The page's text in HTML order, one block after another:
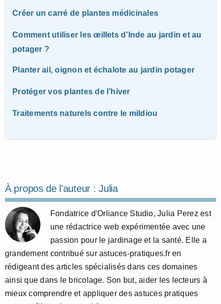
Créer un carré de plantes médicinales
Comment utiliser les œillets d’Inde au jardin et au
potager ?
Planter ail, oignon et échalote au jardin potager
Protéger vos plantes de l’hiver
Traitements naturels contre le mildiou
À propos de l'auteur :Julia
Fondatrice d'Orliance Studio, Julia Perez est
une rédactrice web expérimentée avec une
passion pour le jardinage et la santé. Elle a
grandement contribué sur astuces-pratiques.fr en
rédigeant des articles spécialisés dans ces domaines
ainsi que dans le bricolage. Son but, aider les lecteurs à
mieux comprendre et appliquer des astuces pratiques